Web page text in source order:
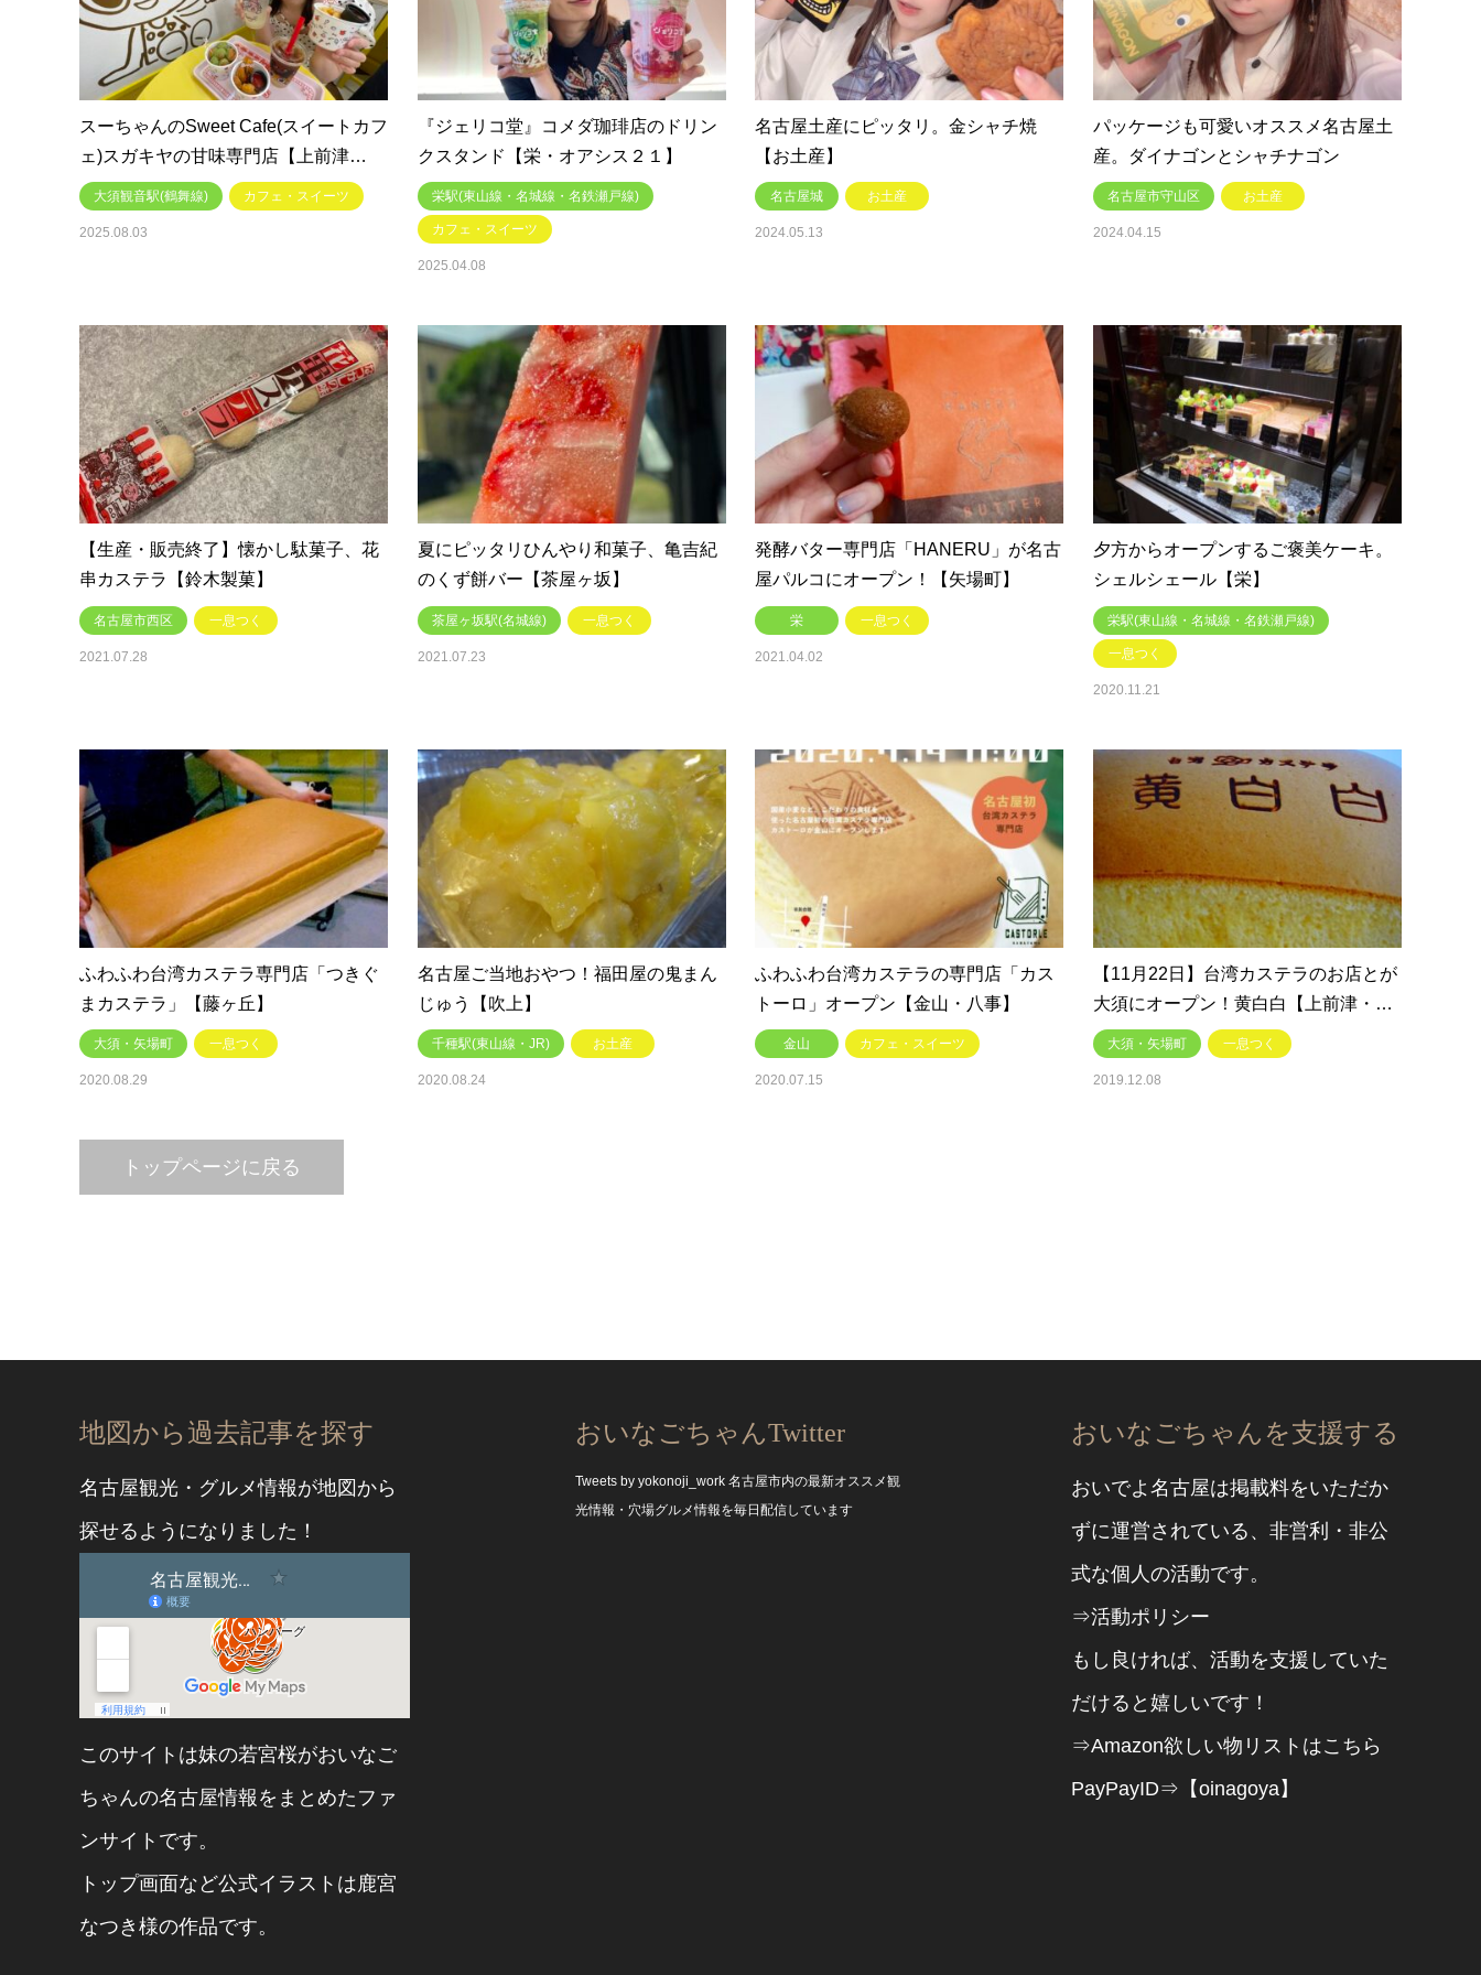
スーちゃんのSweet Cafe(スイートカフ
ェ)スガキヤの甘味専門店【上前津…
大須観音駅(鶴舞線) カフェ・スイーツ
2025.08.03
『ジェリコ堂』コメダ珈琲店のドリン
クスタンド【栄・オアシス２１】
栄駅(東山線・名城線・名鉄瀬戸線)
カフェ・スイーツ
2025.04.08
名古屋土産にピッタリ。金シャチ焼
【お土産】
名古屋城 お土産
2024.05.13
パッケージも可愛いオススメ名古屋土
産。ダイナゴンとシャチナゴン
名古屋市守山区 お土産
2024.04.15
【生産・販売終了】懐かし駄菓子、花
串カステラ【鈴木製菓】
名古屋市西区 一息つく
2021.07.28
夏にピッタリひんやり和菓子、亀吉紀
のくず餅バー【茶屋ヶ坂】
茶屋ヶ坂駅(名城線) 一息つく
2021.07.23
発酵バター専門店「HANERU」が名古
屋パルコにオープン！【矢場町】
栄 一息つく
2021.04.02
夕方からオープンするご褒美ケーキ。
シェルシェール【栄】
栄駅(東山線・名城線・名鉄瀬戸線)
一息つく
2020.11.21
ふわふわ台湾カステラ専門店「つきぐ
まカステラ」【藤ヶ丘】
大須・矢場町 一息つく
2020.08.29
名古屋ご当地おやつ！福田屋の鬼まん
じゅう【吹上】
千種駅(東山線・JR) お土産
2020.08.24
ふわふわ台湾カステラの専門店「カス
トーロ」オープン【金山・八事】
金山 カフェ・スイーツ
2020.07.15
【11月22日】台湾カステラのお店とが
大須にオープン！黄白白【上前津・…
大須・矢場町 一息つく
2019.12.08
トップページに戻る
地図から過去記事を探す
名古屋観光・グルメ情報が地図から
探せるようになりました！
このサイトは妹の若宮桜がおいなご
ちゃんの名古屋情報をまとめたファ
ンサイトです。
トップ画面など公式イラストは鹿宮
なつき 様の作品です。
おいなごちゃんTwitter
Tweets by yokonoji_work 名古屋市内の最新オススメ観
光情報・穴場グルメ情報を毎日配信しています
おいなごちゃんを支援する
おいでよ名古屋は掲載料をいただか
ずに運営されている、非営利・非公
式な個人の活動です。
⇒活動ポリシー
もし良ければ、活動を支援していた
だけると嬉しいです！
⇒Amazon欲しい物リストはこちら
PayPayID⇒【oinagoya】